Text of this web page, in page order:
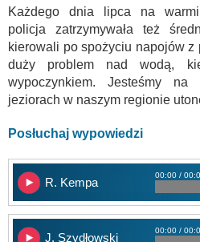
Każdego dnia lipca na
policja zatrzymywała też
kierowali po spożyciu napojów z
duży problem nad wodą,
wypoczynkiem. Jesteśmy
jeziorach w naszym regionie
Posłuchaj wypowiedzi
R. Kempa
00:00 /
J. Szydłowski
00:00 /